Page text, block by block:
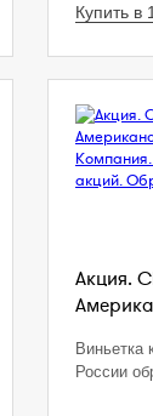
Купить в
Акция.
Виньетка
России